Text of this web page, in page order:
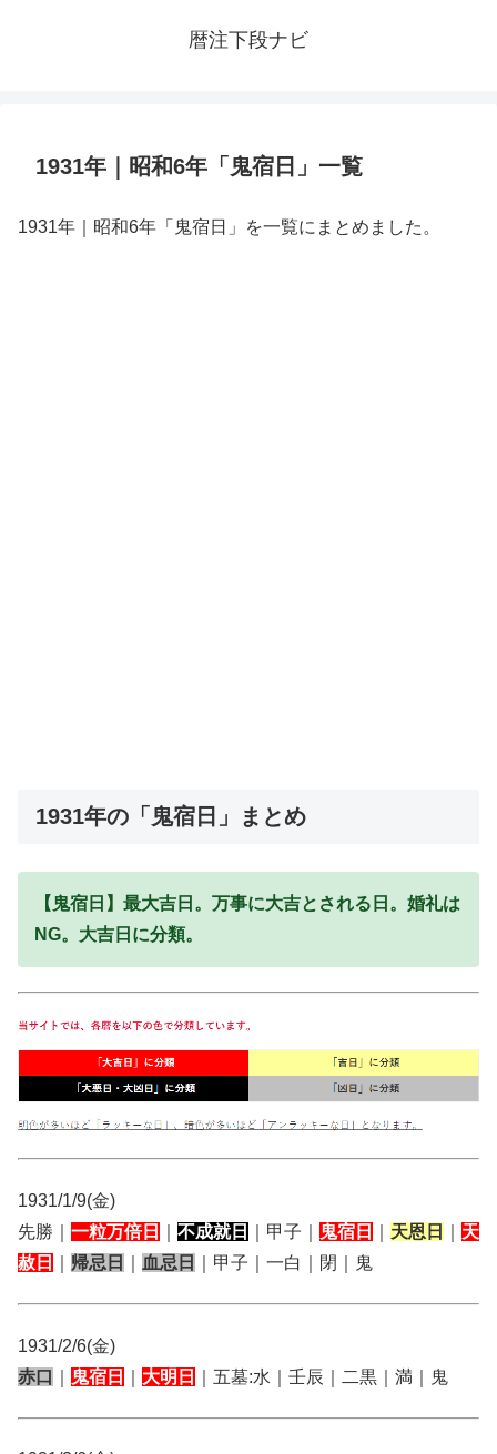
暦注下段ナビ
1931年｜昭和6年「鬼宿日」一覧
1931年｜昭和6年「鬼宿日」を一覧にまとめました。
1931年の「鬼宿日」まとめ
【鬼宿日】最大吉日。万事に大吉とされる日。婚礼は
NG。大吉日に分類。
1931/1/9(金)
先勝｜ 一粒万倍日 不成就日 ｜甲子｜ 鬼宿日 天恩日
天
赦日
帰忌日 血忌日 ｜甲子｜一白｜閉｜鬼
1931/2/6(金)
赤口
鬼宿日 大明日 ｜五墓:水｜壬辰｜二黒｜満｜鬼